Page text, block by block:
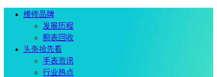
维修品牌
发展历程
腕表回收
头条抢先看
手表资讯
行业热点